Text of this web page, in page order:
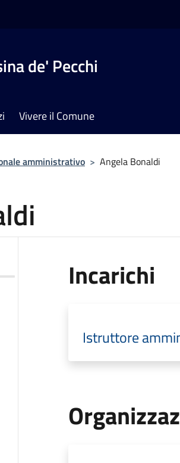
de' Pecchi
Vivere il Comune
amministrativo > Angela Bonaldi
Incarichi
Istruttore